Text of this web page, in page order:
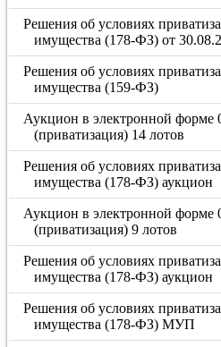
Решения об условиях
имущества (178-ФЗ) от
Решения об условиях
имущества (159-ФЗ)
Аукцион в электронной форме
(приватизация) 14 лотов
Решения об условиях
имущества (178-ФЗ) аукцион
Аукцион в электронной форме
(приватизация) 9 лотов
Решения об условиях
имущества (178-ФЗ) аукцион
Решения об условиях
имущества (178-ФЗ) МУП